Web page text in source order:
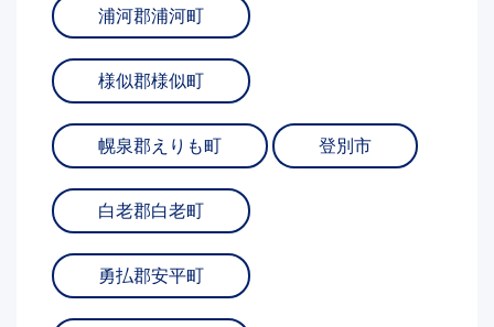
浦河郡浦河町
様似郡様似町
幌泉郡えりも町 登別市
白老郡白老町
勇払郡安平町